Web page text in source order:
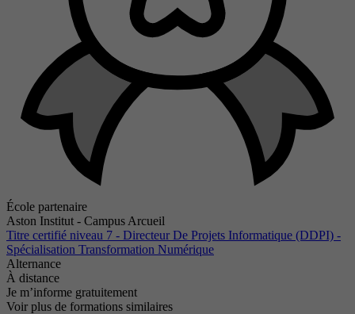
École partenaire
Aston Institut - Campus Arcueil
Titre certifié niveau 7 - Directeur De Projets Informatique (DDPI) -
Spécialisation Transformation Numérique
Alternance
À distance
Je m’informe gratuitement
Voir plus de formations similaires